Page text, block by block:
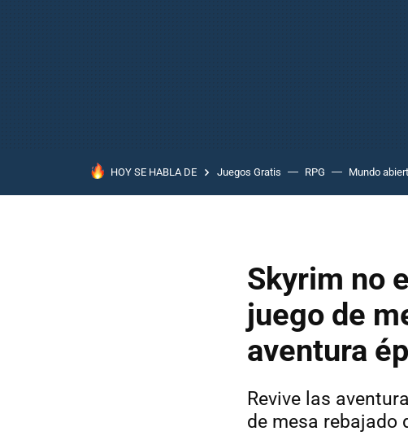
HOY SE HABLA DE Juegos Gratis RPG Mundo
Skyrim no
juego de
aventura
Revive las
de mesa rebajado